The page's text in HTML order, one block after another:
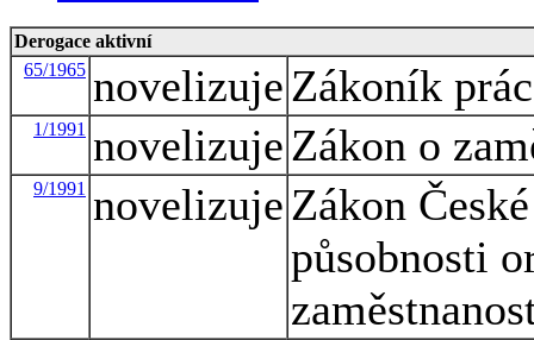
Derogace aktivní
65/1965 novelizujeZákoník
1/1991 novelizujeZákon o
9/1991 novelizujeZákon
působnosti